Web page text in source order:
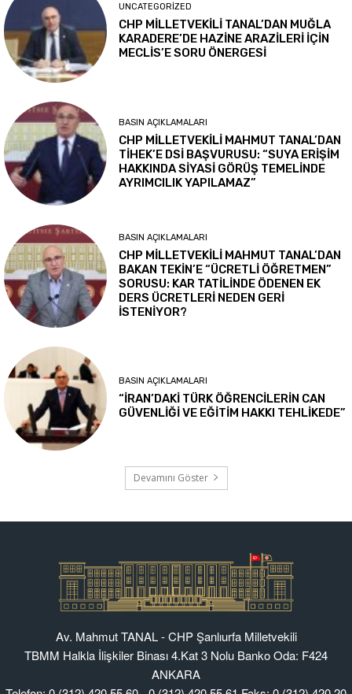
Av. Mahmut TANAL - CHP Şanlıurfa Milletvekili
TBMM Halkla İlişkiler Binası 4.Kat 3 Nolu Banko Oda: F424
ANKARA